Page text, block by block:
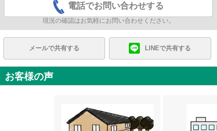
電話でお問い合わせする
現況の確認はお気軽にお問い合わせください。
メールで共有する LINEで共有する
お客様の声